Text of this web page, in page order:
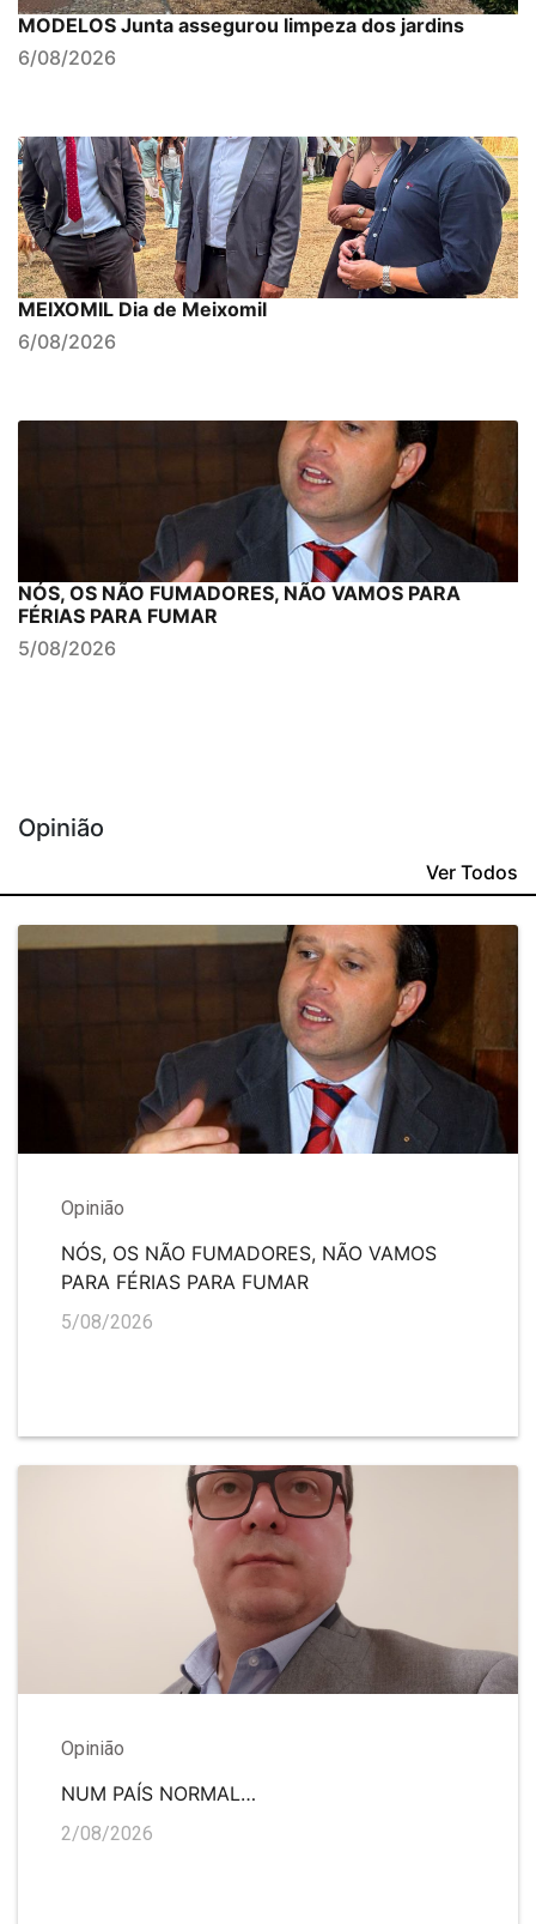
MODELOS Junta assegurou limpeza dos jardins
6/08/2026
MEIXOMIL Dia de Meixomil
6/08/2026
NÓS, OS NÃO FUMADORES, NÃO VAMOS PARA
FÉRIAS PARA FUMAR
5/08/2026
Opinião
Ver Todos
Opinião
NÓS, OS NÃO FUMADORES, NÃO VAMOS
PARA FÉRIAS PARA FUMAR
5/08/2026
Opinião
NUM PAÍS NORMAL…
2/08/2026